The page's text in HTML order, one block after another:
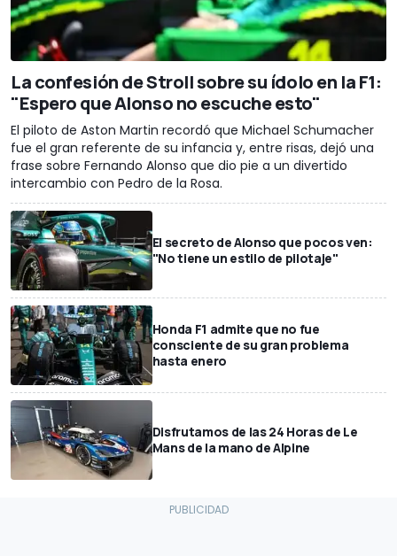
La confesión de Stroll sobre su ídolo en la F1:
"Espero que Alonso no escuche esto"
El piloto de Aston Martin recordó que Michael Schumacher
fue el gran referente de su infancia y, entre risas, dejó una
frase sobre Fernando Alonso que dio pie a un divertido
intercambio con Pedro de la Rosa.
El secreto de Alonso que pocos ven:
"No tiene un estilo de pilotaje"
Honda F1 admite que no fue
consciente de su gran problema
hasta enero
Disfrutamos de las 24 Horas de Le
Mans de la mano de Alpine